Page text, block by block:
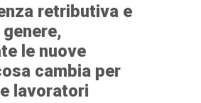
retributiva e
le nuove
cambia per
lavoratori